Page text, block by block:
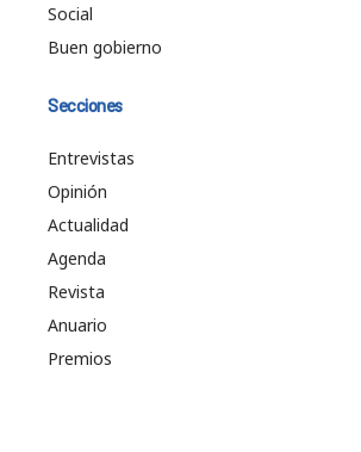
Social
Buen gobierno
Secciones
Entrevistas
Opinión
Actualidad
Agenda
Revista
Anuario
Premios